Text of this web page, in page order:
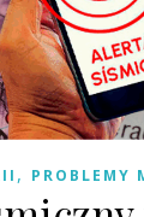
, PROBLEMY